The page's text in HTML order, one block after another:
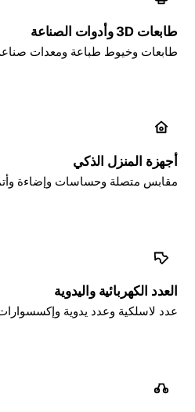
طابعات 3D وأدوات الصناعة
طابعات وخيوط طباعة ومعدات
أجهزة المنزل الذكي
مقابس متصلة وحساسات وإضاءة
العدد الكهربائية واليدوية
عدد لاسلكية وعدد يدوية